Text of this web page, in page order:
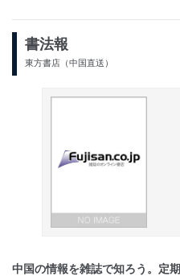
書法報
東方書店（中国直送）
中国の情報を雑誌で知ろう。定